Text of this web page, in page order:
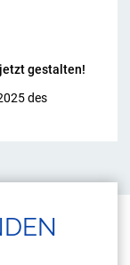
ge­stal­ten!
des